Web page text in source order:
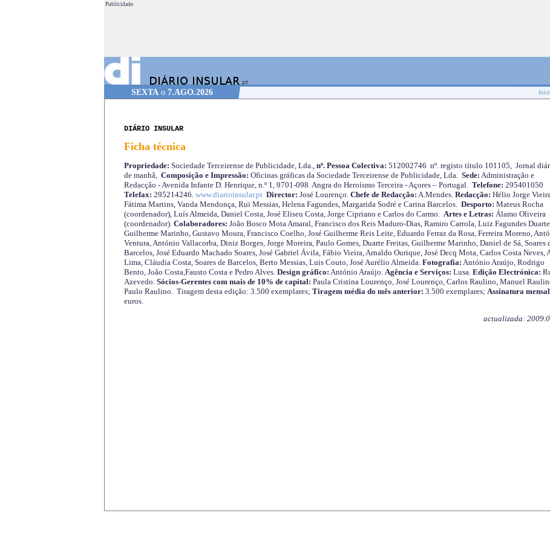
Publicidade.
SEXTAo 7.AGO.2026
DIÁRIO INSULAR
Ficha técnica
Propriedade: Sociedade Terceirense de Publicidade, Lda.,nº. Pessoa Colectiva: 512002746 nº. registo título 101105, Jornal
de manhã, Composição e Impressão: Oficinas gráficas da Sociedade Terceirense de Publicidade, Lda. Sede: Administração e
Redacção - Avenida Infante D. Henrique, n.º 1, 9701-098 Angra do Heroísmo Terceira - Açores – Portugal. Telefone: 295401050
Telefax: 295214246. www.diarioinsular.pt Director: José Lourenço. Chefe de Redacção: A.Mendes. Redacção: Hélio Jorge
Fátima Martins, Vanda Mendonça, Rui Messias, Helena Fagundes, Margarida Sodré e Carina Barcelos. Desporto: Mateus Rocha
(coordenador), Luís Almeida, Daniel Costa, José Eliseu Costa, Jorge Cipriano e Carlos do Carmo. Artes e Letras: Álamo Oliveira
(coordenador). Colaboradores: João Bosco Mota Amaral, Francisco dos Reis Maduro-Dias, Ramiro Carrola, Luiz Fagundes
Guilherme Marinho, Gustavo Moura, Francisco Coelho, José Guilherme Reis Leite, Eduardo Ferraz da Rosa, Ferreira Moreno,
Ventura, António Vallacorba, Diniz Borges, Jorge Moreira, Paulo Gomes, Duarte Freitas, Guilherme Marinho, Daniel de Sá, Soares
Barcelos, José Eduardo Machado Soares, José Gabriel Ávila, Fábio Vieira, Arnaldo Ourique, José Decq Mota, Carlos Costa Neves,
Lima, Cláudia Costa, Soares de Barcelos, Berto Messias, Luis Couto, José Aurélio Almeida. Fotografia: António Araújo, Rodrigo
Bento, João Costa,Fausto Costa e Pedro Alves. Design gráfico: António Araújo. Agência e Serviços: Lusa. Edição Electrónica:
Azevedo. Sócios-Gerentes com mais de 10% de capital: Paula Cristina Lourenço, José Lourenço, Carlos Raulino, Manuel
Paulo Raulino. Tiragem desta edição: 3.500 exemplares; Tiragem média do mês anterior: 3.500 exemplares; Assinatura
euros.
actualizada: